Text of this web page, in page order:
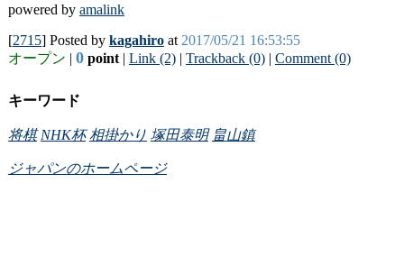
powered by amalink
[2715] Posted by kagahiroat 2017/05/21 16:53:55
オープン | 0point| Link (2)| Trackback (0)| Comment (0)
キーワード
将棋 NHK杯 相掛かり 塚田泰明 畠山鎮
ジャパンのホームページ